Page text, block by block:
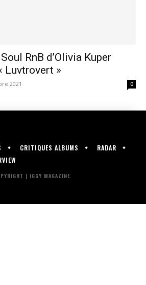
RnB d’Olivia Kuper
Luvtrovert »
2021 0
CRITIQUES ALBUMS
RADAR
| IGGY MAGAZINE